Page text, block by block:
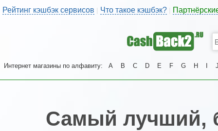
Рейтинг кэшбэк сервисов | Что такое кэшбэк?
Интернет магазины по алфавиту: A B C D E F G H
Самый лучший,